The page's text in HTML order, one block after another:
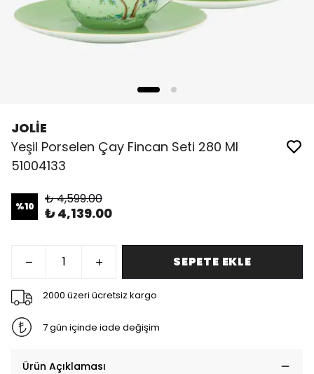
JOLİE
Yeşil Porselen Çay Fincan Seti 280 Ml
51004133
%10 ₺ 4,599.00
₺ 4,139.00
SEPETE EKLE
2000 üzeri ücretsiz kargo
7 gün içinde iade değişim
Ürün Açıklaması